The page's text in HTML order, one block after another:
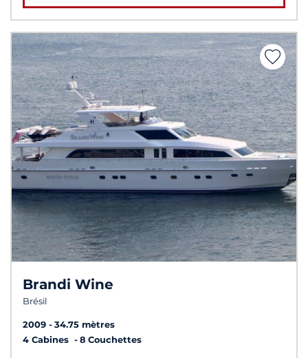
Brandi Wine
Brésil
2009
34.75 mètres
4 Cabines
8 Couchettes